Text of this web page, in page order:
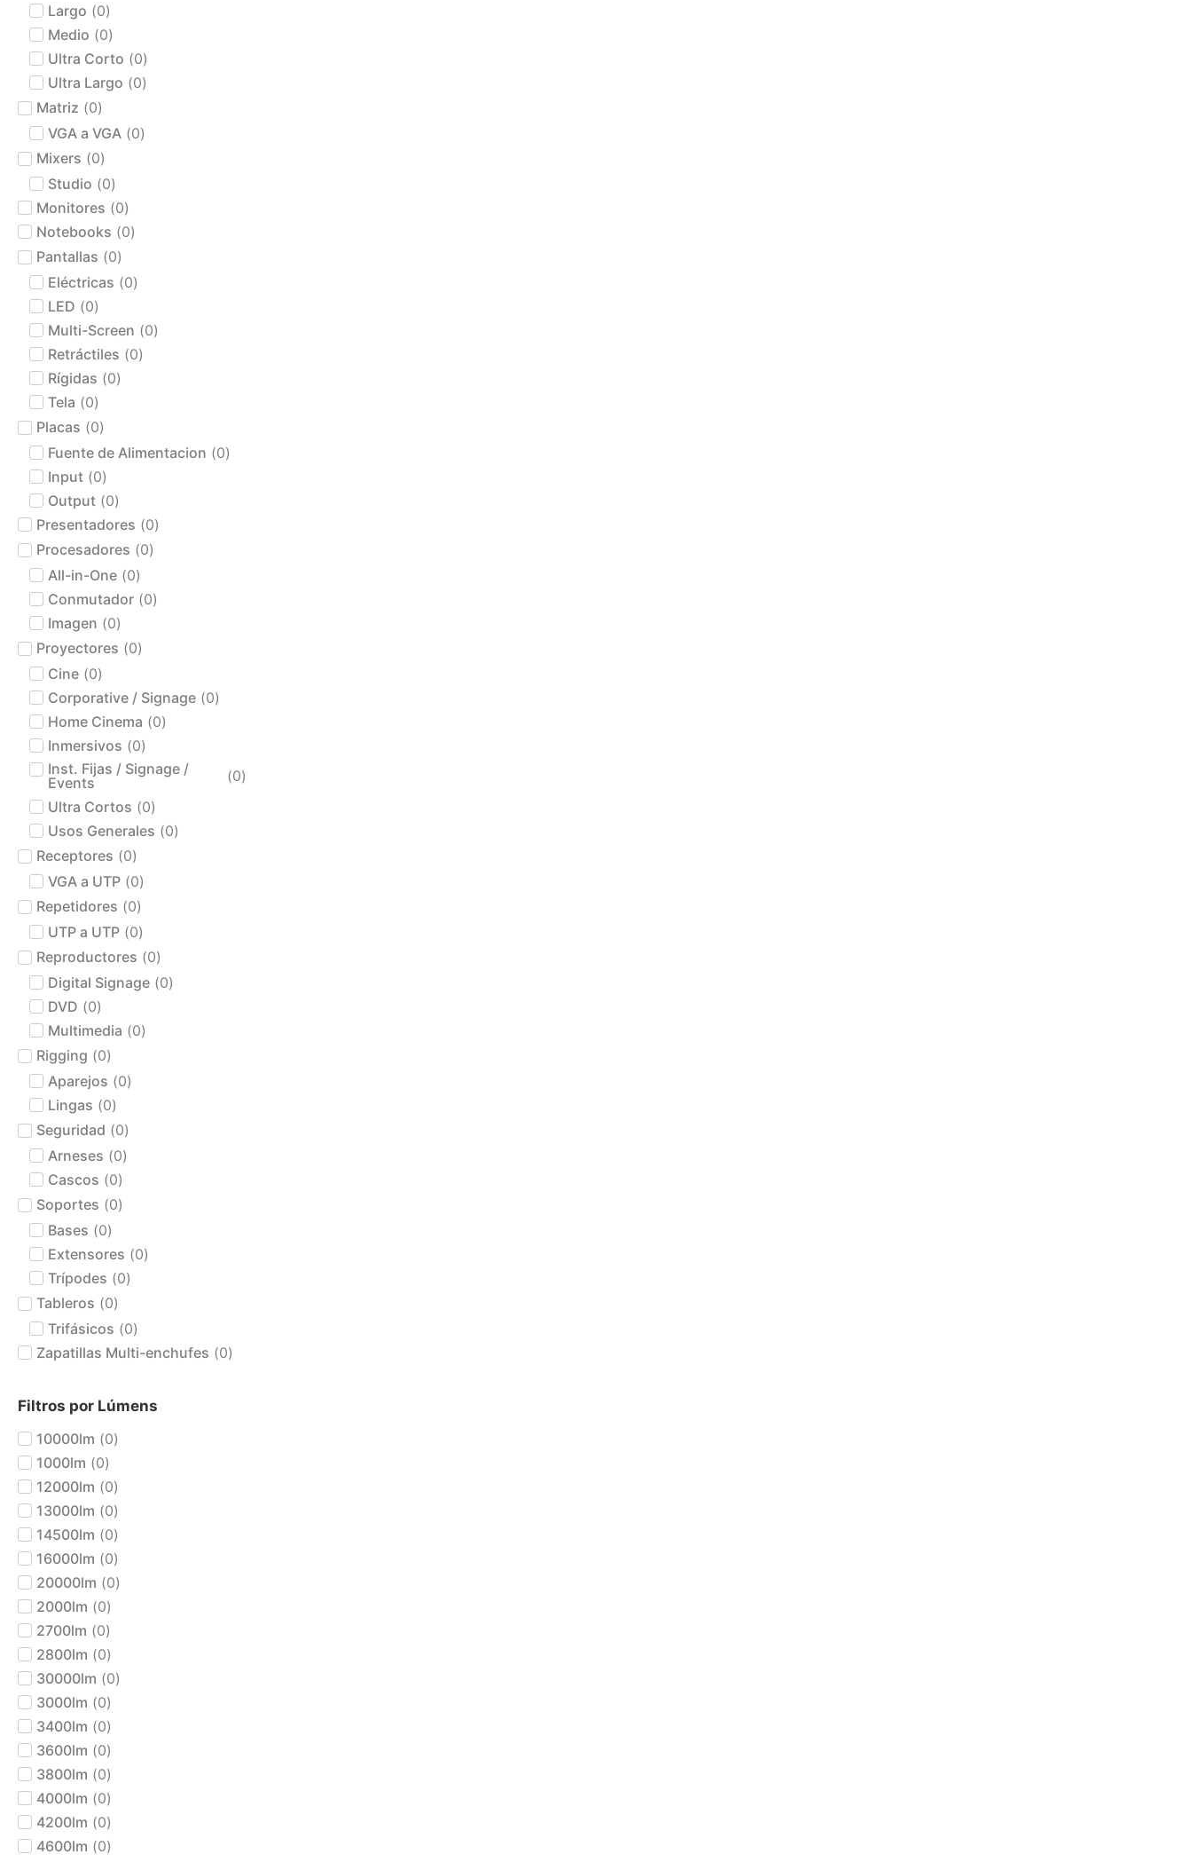
Largo (0)
Medio (0)
Ultra Corto (0)
Ultra Largo (0)
Matriz (0)
VGA a VGA (0)
Mixers (0)
Studio (0)
Monitores (0)
Notebooks (0)
Pantallas (0)
Eléctricas (0)
LED (0)
Multi-Screen (0)
Retráctiles (0)
Rígidas (0)
Tela (0)
Placas (0)
Fuente de Alimentacion (0)
Input (0)
Output (0)
Presentadores (0)
Procesadores (0)
All-in-One (0)
Conmutador (0)
Imagen (0)
Proyectores (0)
Cine (0)
Corporative / Signage (0)
Home Cinema (0)
Inmersivos (0)
Inst. Fijas / Signage /
Events
(0)
Ultra Cortos (0)
Usos Generales (0)
Receptores (0)
VGA a UTP (0)
Repetidores (0)
UTP a UTP (0)
Reproductores (0)
Digital Signage (0)
DVD (0)
Multimedia (0)
Rigging (0)
Aparejos (0)
Lingas (0)
Seguridad (0)
Arneses (0)
Cascos (0)
Soportes (0)
Bases (0)
Extensores (0)
Trípodes (0)
Tableros (0)
Trifásicos (0)
Zapatillas Multi-enchufes (0)
Filtros por Lúmens
10000lm (0)
1000lm (0)
12000lm (0)
13000lm (0)
14500lm (0)
16000lm (0)
20000lm (0)
2000lm (0)
2700lm (0)
2800lm (0)
30000lm (0)
3000lm (0)
3400lm (0)
3600lm (0)
3800lm (0)
4000lm (0)
4200lm (0)
4600lm (0)